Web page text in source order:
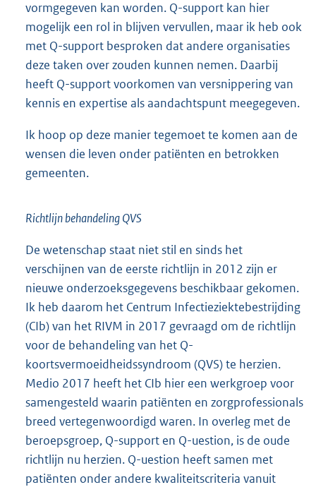
vormgegeven kan worden. Q-support kan hier
mogelijk een rol in blijven vervullen, maar ik heb ook
met Q-support besproken dat andere organisaties
deze taken over zouden kunnen nemen. Daarbij
heeft Q-support voorkomen van versnippering van
kennis en expertise als aandachtspunt meegegeven.
Ik hoop op deze manier tegemoet te komen aan de
wensen die leven onder patiënten en betrokken
gemeenten.
Richtlijn behandeling QVS
De wetenschap staat niet stil en sinds het
verschijnen van de eerste richtlijn in 2012 zijn er
nieuwe onderzoeksgegevens beschikbaar gekomen.
Ik heb daarom het Centrum Infectieziektebestrijding
(CIb) van het RIVM in 2017 gevraagd om de richtlijn
voor de behandeling van het Q-
koortsvermoeidheidssyndroom (QVS) te herzien.
Medio 2017 heeft het CIb hier een werkgroep voor
samengesteld waarin patiënten en zorgprofessionals
breed vertegenwoordigd waren. In overleg met de
beroepsgroep, Q-support en Q-uestion, is de oude
richtlijn nu herzien. Q-uestion heeft samen met
patiënten onder andere kwaliteitscriteria vanuit